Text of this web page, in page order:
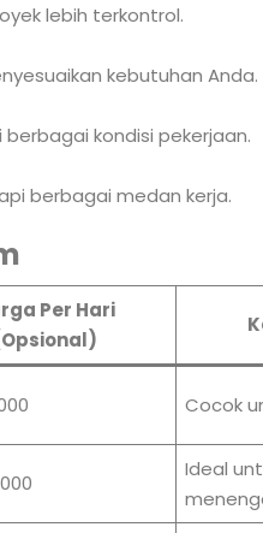
lebih terkontrol.
kebutuhan Anda.
kondisi pekerjaan.
berbagai medan kerja.
Per Hari
Cocok
Ideal